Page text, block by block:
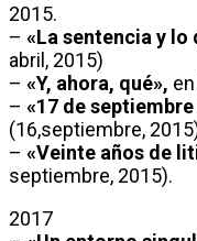
2015.
– «La sentencia y lo
abril, 2015)
– «Y, ahora, qué»,
– «17 de septiembre
(16,septiembre,
– «Veinte años de
septiembre, 2015).
2017